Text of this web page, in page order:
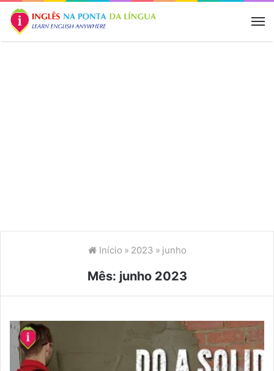
Início » 2023 » junho
Mês: junho 2023